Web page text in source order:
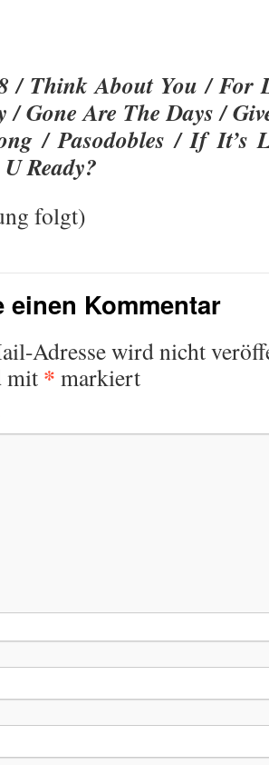
/ Think About You / For
/ Gone Are The Days /
/ Pasodobles / If It’s
Ready?
folgt)
einen Kommentar
Adresse wird nicht
mit * markiert